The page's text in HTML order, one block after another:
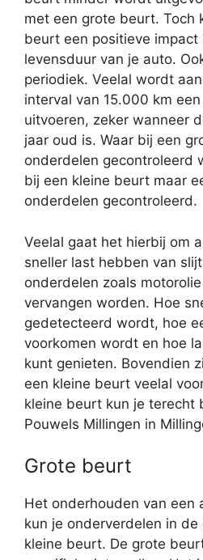
met een grote beurt. Toch
beurt een positieve impact
levensduur van je auto.
periodiek. Veelal wordt
interval van 15.000 km
uitvoeren, zeker wanneer
jaar oud is. Waar bij een
onderdelen gecontroleerd
bij een kleine beurt maar
onderdelen gecontroleerd.
Veelal gaat het hierbij om
sneller last hebben van
onderdelen zoals
vervangen worden. Hoe
gedetecteerd wordt, hoe
voorkomen wordt en hoe
kunt genieten. Bovendien
een kleine beurt veelal
kleine beurt kun je terecht
Pouwels Millingen in
Grote beurt
Het onderhouden van een
kun je onderverdelen in
kleine beurt. De grote